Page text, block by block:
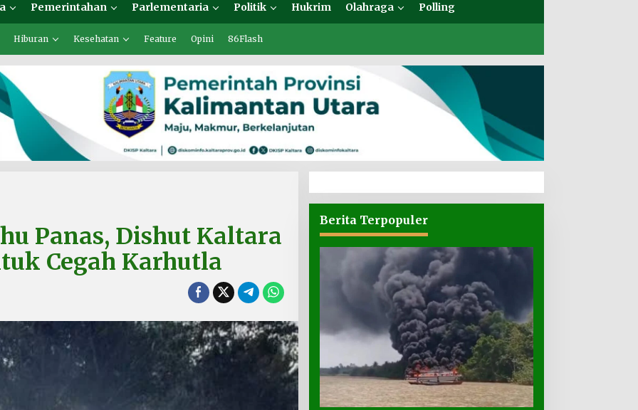
Pemerintahan Parlementaria Politik Hukrim Olahraga Polling
Hiburan Kesehatan Feature Opini 86Flash
Panas, Dishut Kaltara
Cegah Karhutla
Berita Terpopuler